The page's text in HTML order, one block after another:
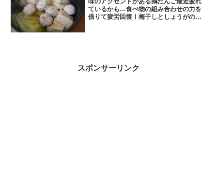
ているかも…食べ物の組み合わせの力を
借りて疲労回復！梅干しとしょうがの鶏
スポンサーリンク